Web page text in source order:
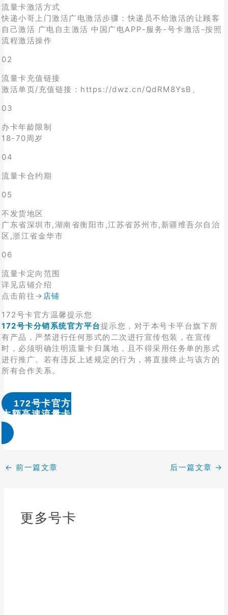
流量卡激活方式
快递小哥上门激活广电激活步骤：快递员不给激活的让顾客
自己激活 广电自主激活 中国广电APP-服务-号卡激活-按照
流程激活操作
02
流量卡充值链接
激活单页/充值链接：https://dwz.cn/QdRM8YsB、
03
办卡年龄限制
18-70周岁
04
流量卡合约期
05
不发货地区
广东省深圳市,湖南省衡阳市,江苏省苏州市,新疆维吾尔自治
区,浙江省金华市
06
流量卡定向范围
详见店铺介绍
点击前往→ 店铺
172号卡官方温馨提示您
172号卡分销系统官方平台提示您，对于本号卡平台旗下所
有产品，严禁进行任何形式的二次进行宣传包装，在宣传
时，必须明确注明流量卡归属地，且不得采用任务单的形式
进行推广。若有违反上述规定的行为，将直接终止与该方的
所有合作关系。
172号卡官方
大额高速流量卡办理 & 流量卡代理加盟
← 前一篇文章 后一篇文章 →
更多号卡